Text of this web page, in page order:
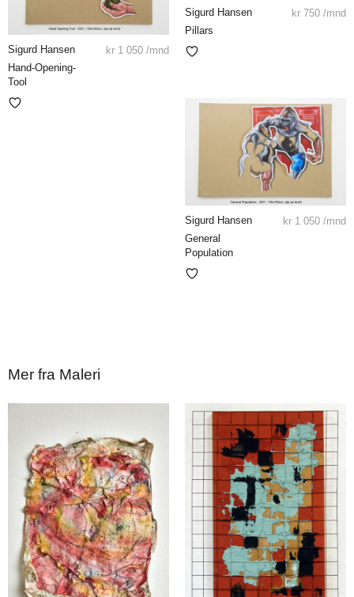
Sigurd Hansen
Pillars
kr 750 /mnd
Sigurd Hansen
Hand-Opening-
Tool
kr 1 050 /mnd
Sigurd Hansen
General
Population
kr 1 050 /mnd
Mer fra Maleri